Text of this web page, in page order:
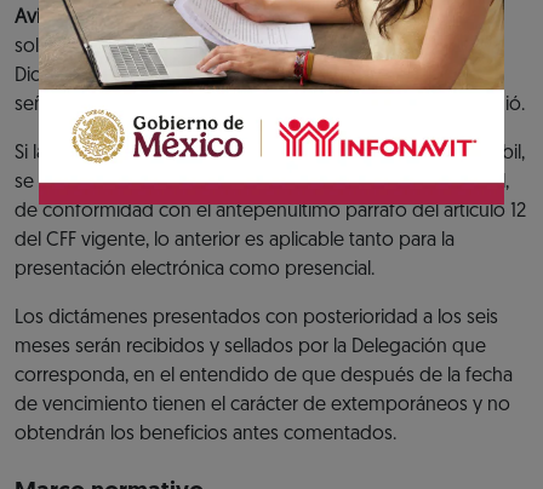
Aviso de Dictamen Infonavit.O bien, en caso de haber
solicitado una prórroga y ésta se hubiera concedido, el
Dictamen se tiene que presentar dentro de la fecha
señalada en el Oficio de prórroga que el Instituto le expidió.
Si la fecha límite para presentar el Dictamen es un día inhábil,
se prorroga el plazo para presentarlo al siguiente día hábil,
de conformidad con el antepenúltimo párrafo del artículo 12
del CFF vigente, lo anterior es aplicable tanto para la
presentación electrónica como presencial.
Los dictámenes presentados con posterioridad a los seis
meses serán recibidos y sellados por la Delegación que
corresponda, en el entendido de que después de la fecha
de vencimiento tienen el carácter de extemporáneos y no
obtendrán los beneficios antes comentados.